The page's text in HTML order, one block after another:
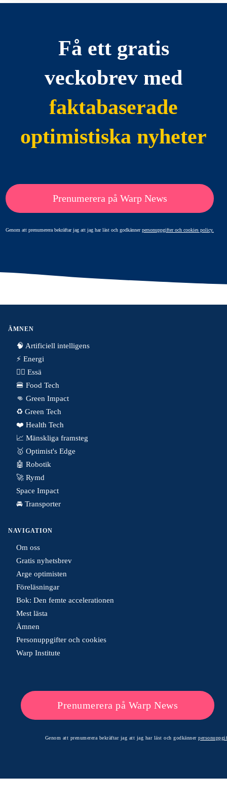
Få ett gratis
veckobrev med
faktabaserade
optimistiska nyheter
Prenumerera på Warp News
Genom att prenumerera bekräftar jag att jag har läst och godkännerpersonuppgifter och cookies policy.
ÄMNEN
🧠 Artificiell intelligens
⚡️ Energi
✍🏼 Essä
🍔 Food Tech
👊 Green Impact
♻️ Green Tech
❤️ Health Tech
📈 Mänskliga framsteg
🥇 Optimist's Edge
🤖 Robotik
🚀 Rymd
Space Impact
🚘 Transporter
NAVIGATION
Om oss
Gratis nyhetsbrev
Arge optimisten
Föreläsningar
Bok: Den femte accelerationen
Mest lästa
Ämnen
Personuppgifter och cookies
Warp Institute
Prenumerera på Warp News
Genom att prenumerera bekräftar jag att jag har läst och godkänner